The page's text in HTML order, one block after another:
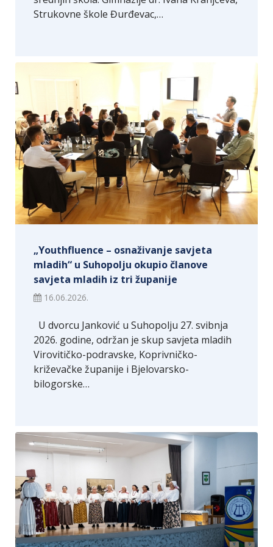
Strukovne škole Đurđevac,…
„Youthfluence – osnaživanje savjeta
mladih“ u Suhopolju okupio članove
savjeta mladih iz tri županije
16.06.2026.
U dvorcu Janković u Suhopolju 27. svibnja
2026. godine, održan je skup savjeta mladih
Virovitičko-podravske, Koprivničko-
križevačke županije i Bjelovarsko-
bilogorske…